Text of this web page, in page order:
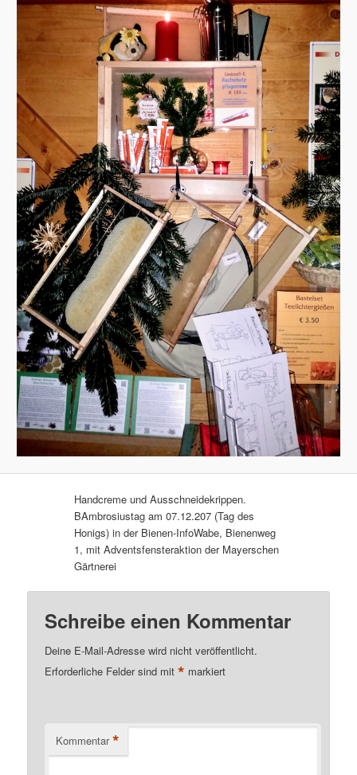
Handcreme und Ausschneidekrippen.
BAmbrosiustag am 07.12.207 (Tag des
Honigs) in der Bienen-InfoWabe, Bienenweg
1, mit Adventsfensteraktion der Mayerschen
Gärtnerei
Schreibe einen Kommentar
Deine E-Mail-Adresse wird nicht veröffentlicht.
Erforderliche Felder sind mit* markiert
Kommentar *